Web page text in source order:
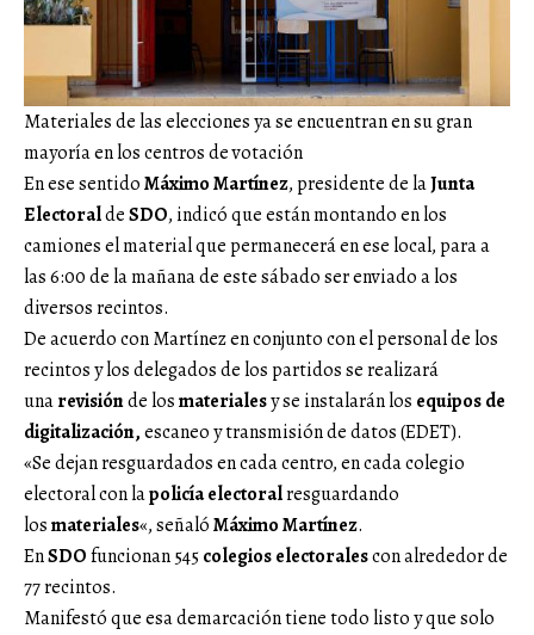
Materiales de las elecciones ya se encuentran en su gran
mayoría en los centros de votación
En ese sentidoMáximo Martínez, presidente de laJunta
ElectoraldeSDO, indicó que están montando en los
camiones el material que permanecerá en ese local, para a
las 6:00 de la mañana de este sábado ser enviado a los
diversos recintos.
De acuerdo con Martínez en conjunto con el personal de los
recintos y los delegados de los partidos se realizará
unarevisiónde losmaterialesy se instalarán los equipos de
digitalización,escaneo y transmisión de datos (EDET).
«Se dejan resguardados en cada centro, en cada colegio
electoral con lapolicía electoralresguardando
losmateriales«, señalóMáximo Martínez.
EnSDOfuncionan 545colegios electoralescon alrededor de
77 recintos.
Manifestó que esa demarcación tiene todo listo y que solo